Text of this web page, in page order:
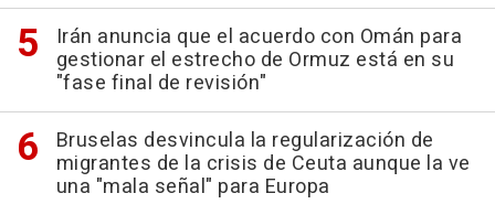
Irán anuncia que el acuerdo con Omán para
gestionar el estrecho de Ormuz está en su
"fase final de revisión"
Bruselas desvincula la regularización de
migrantes de la crisis de Ceuta aunque la ve
una "mala señal" para Europa